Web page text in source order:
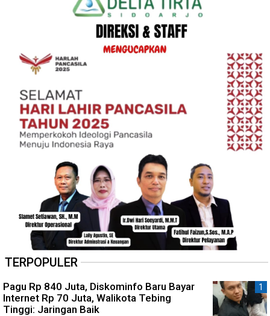
TERPOPULER
Pagu Rp 840 Juta, Diskominfo Baru Bayar
Internet Rp 70 Juta, Walikota Tebing
Tinggi: Jaringan Baik